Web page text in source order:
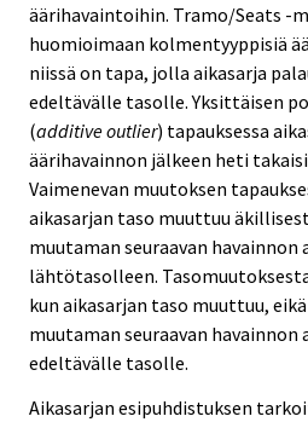
äärihavaintoihin. Tramo/Seats -
huomioimaan kolmentyyppisiä
niissä on tapa, jolla aikasarja
edeltävälle tasolle. Yksittäisen
(additive outlier) tapauksessa
äärihavainnon jälkeen heti
Vaimenevan muutoksen
aikasarjan taso muuttuu
muutaman seuraavan
lähtötasolleen.
kun aikasarjan taso muuttuu,
muutaman seuraavan havainnon
edeltävälle tasolle.
Aikasarjan esipuhdistuksen